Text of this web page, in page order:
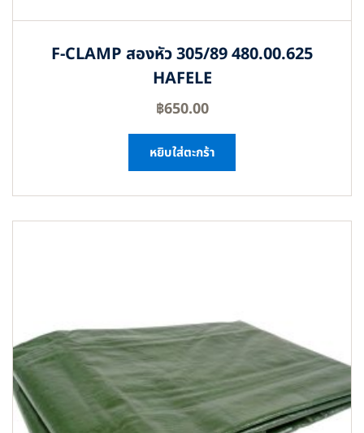
F-CLAMP สองหัว 305/89 480.00.625
HAFELE
฿650.00
หยิบใส่ตะกร้า